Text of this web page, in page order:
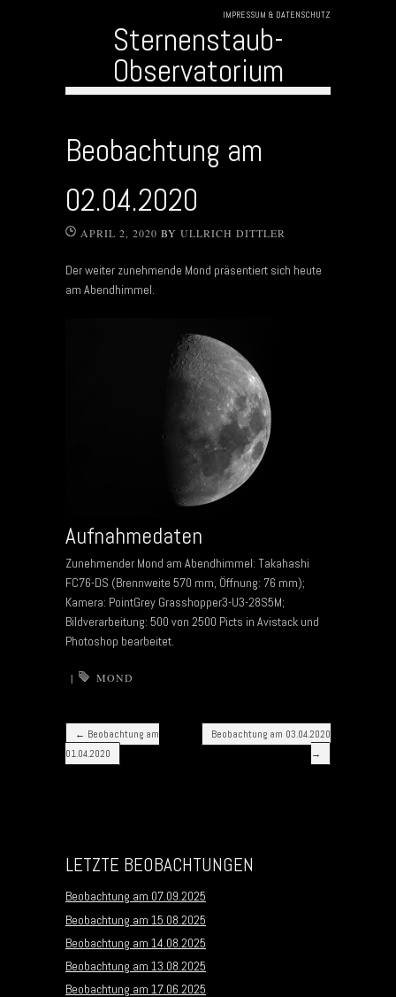
IMPRESSUM & DATENSCHUTZ
Sternenstaub-
Observatorium
Beobachtung am
02.04.2020
APRIL 2, 2020 BY ULLRICH DITTLER
Der weiter zunehmende Mond präsentiert sich heute
am Abendhimmel.
Aufnahmedaten
Zunehmender Mond am Abendhimmel: Takahashi
FC76-DS (Brennweite 570 mm, Öffnung: 76 mm);
Kamera: PointGrey Grasshopper3-U3-28S5M;
Bildverarbeitung: 500 von 2500 Picts in Avistack und
Photoshop bearbeitet.
| MOND
Post navigation
← Beobachtung am
01.04.2020
Beobachtung am 03.04.2020
→
LETZTE BEOBACHTUNGEN
Beobachtung am 07.09.2025
Beobachtung am 15.08.2025
Beobachtung am 14.08.2025
Beobachtung am 13.08.2025
Beobachtung am 17.06.2025